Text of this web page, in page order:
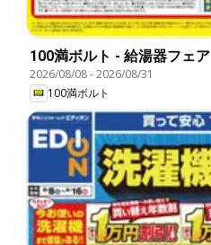
100満ボルト - 給湯器フェア
2026/08/08-2026/08/31
100満ボルト